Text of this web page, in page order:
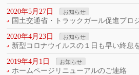
2020年5月27日 お知らせ
国土交通省・トラックガール促進プロ
2020年4月23日 お知らせ
新型コロナウイルスの１日も早い終息
2019年4月1日 お知らせ
ホームページリニューアルのご連絡